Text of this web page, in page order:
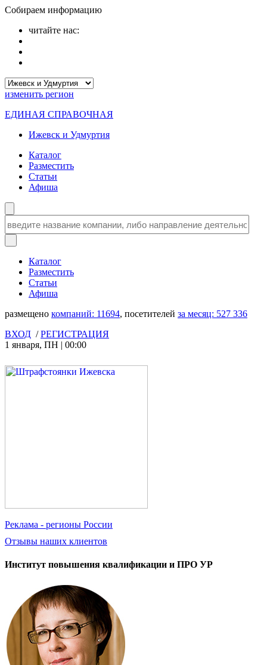
Собираем информацию
читайте нас:
изменить регион
ЕДИНАЯ СПРАВОЧНАЯ
Ижевск и Удмуртия
Каталог
Разместить
Статьи
Афиша
Каталог
Разместить
Статьи
Афиша
размещено компаний: 11694, посетителей за месяц: 527 336
ВХОД /РЕГИСТРАЦИЯ
1 января, ПН | 00:00
Реклама - регионы России
Отзывы наших клиентов
Институт повышения квалификации и ПРО УР